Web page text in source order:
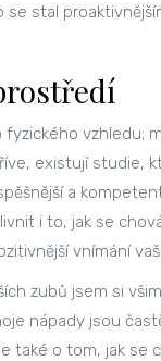
stal
vzhledu;
existují studie,
a
i to, jak se
vnímání
zubů jsem si
nápady jsou
také o tom, jak se